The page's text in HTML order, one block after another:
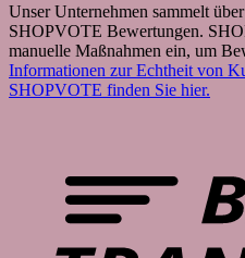
Unser Unternehmen sammelt
SHOPVOTE Bewertungen.
manuelle Maßnahmen ein, um
Informationen zur Echtheit von
SHOPVOTE finden Sie hier.